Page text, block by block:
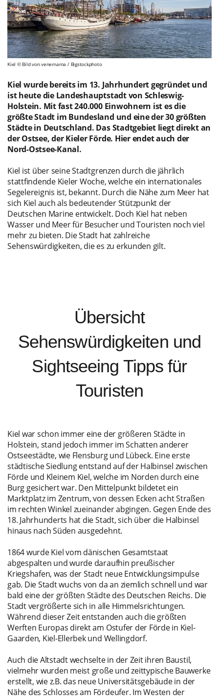
Kiel © Bild von venemama / Bigstockphoto
Kiel wurde bereits im 13. Jahrhundert gegründet und
ist heute die Landeshauptstadt von Schleswig-
Holstein. Mit fast 240.000 Einwohnern ist es die
größte Stadt im Bundesland und eine der 30 größten
Städte in Deutschland. Das Stadtgebiet liegt direkt an
der Ostsee, der Kieler Förde. Hier endet auch der
Nord-Ostsee-Kanal.
Kiel ist über seine Stadtgrenzen durch die jährlich
stattfindende Kieler Woche, welche ein internationales
Segelereignis ist, bekannt. Durch die Nähe zum Meer hat
sich Kiel auch als bedeutender Stützpunkt der
Deutschen Marine entwickelt. Doch Kiel hat neben
Wasser und Meer für Besucher und Touristen noch viel
mehr zu bieten. Die Stadt hat zahlreiche
Sehenswürdigkeiten, die es zu erkunden gilt.
Übersicht
Sehenswürdigkeiten und
Sightseeing Tipps für
Touristen
Kiel war schon immer eine der größeren Städte in
Holstein, stand jedoch immer im Schatten anderer
Ostseestädte, wie Flensburg und Lübeck. Eine erste
städtische Siedlung entstand auf der Halbinsel zwischen
Förde und Kleinem Kiel, welche im Norden durch eine
Burg gesichert war. Den Mittelpunkt bildetet ein
Marktplatz im Zentrum, von dessen Ecken acht Straßen
im rechten Winkel zueinander abgingen. Gegen Ende des
18. Jahrhunderts hat die Stadt, sich über die Halbinsel
hinaus nach Süden ausgedehnt.
1864 wurde Kiel vom dänischen Gesamtstaat
abgespalten und wurde daraufhin preußischer
Kriegshafen, was der Stadt neue Entwicklungsimpulse
gab. Die Stadt wuchs von da an ziemlich schnell und war
bald eine der größten Städte des Deutschen Reichs. Die
Stadt vergrößerte sich in alle Himmelsrichtungen.
Während dieser Zeit entstanden auch die größten
Werften Europas direkt am Ostufer der Förde in Kiel-
Gaarden, Kiel-Ellerbek und Wellingdorf.
Auch die Altstadt wechselte in der Zeit ihren Baustil,
vielmehr wurden meist große und zeittypische Bauwerke
erstellt, wie z.B. das neue Universitätsgebäude in der
Nähe des Schlosses am Fördeufer. Im Westen der